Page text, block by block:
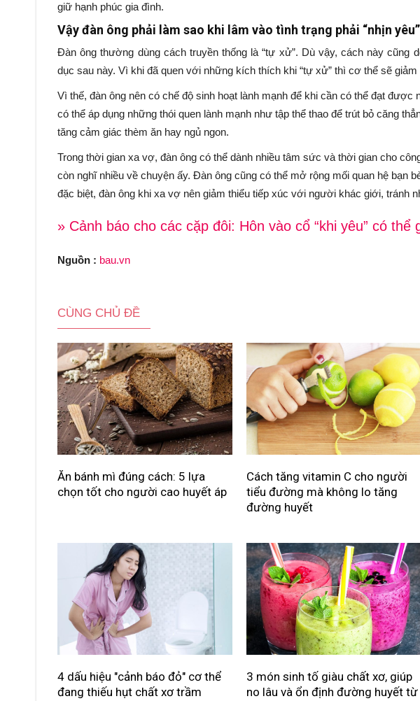
giữ hạnh phúc gia đình.
Vậy đàn ông phải làm sao khi lâm vào tình trạng phải “nhịn
Đàn ông thường dùng cách truyền thống là “tự xử”. Dù vậy, cách này cũng
dục sau này. Vì khi đã quen với những kích thích khi “tự xử” thì cơ thể sẽ
Vì thế, đàn ông nên có chế độ sinh hoạt lành mạnh để khi cần có thể đạt
có thể áp dụng những thói quen lành mạnh như tập thể thao để trút bỏ căng
tăng cảm giác thèm ăn hay ngủ ngon.
Trong thời gian xa vợ, đàn ông có thể dành nhiều tâm sức và thời gian cho
còn nghĩ nhiều về chuyện ấy. Đàn ông cũng có thể mở rộng mối quan hệ bạn
đặc biệt, đàn ông khi xa vợ nên giảm thiểu tiếp xúc với người khác giới, tránh
» Cảnh báo cho các cặp đôi: Hôn vào cổ “khi yêu” có thể
Nguồn : bau.vn
CÙNG CHỦ ĐỀ
Ăn bánh mì đúng cách: 5 lựa
chọn tốt cho người cao huyết áp
Cách tăng vitamin C cho người
tiểu đường mà không lo tăng
đường huyết
4 dấu hiệu "cảnh báo đỏ" cơ thể
đang thiếu hụt chất xơ trầm
3 món sinh tố giàu chất xơ, giúp
no lâu và ổn định đường huyết từ